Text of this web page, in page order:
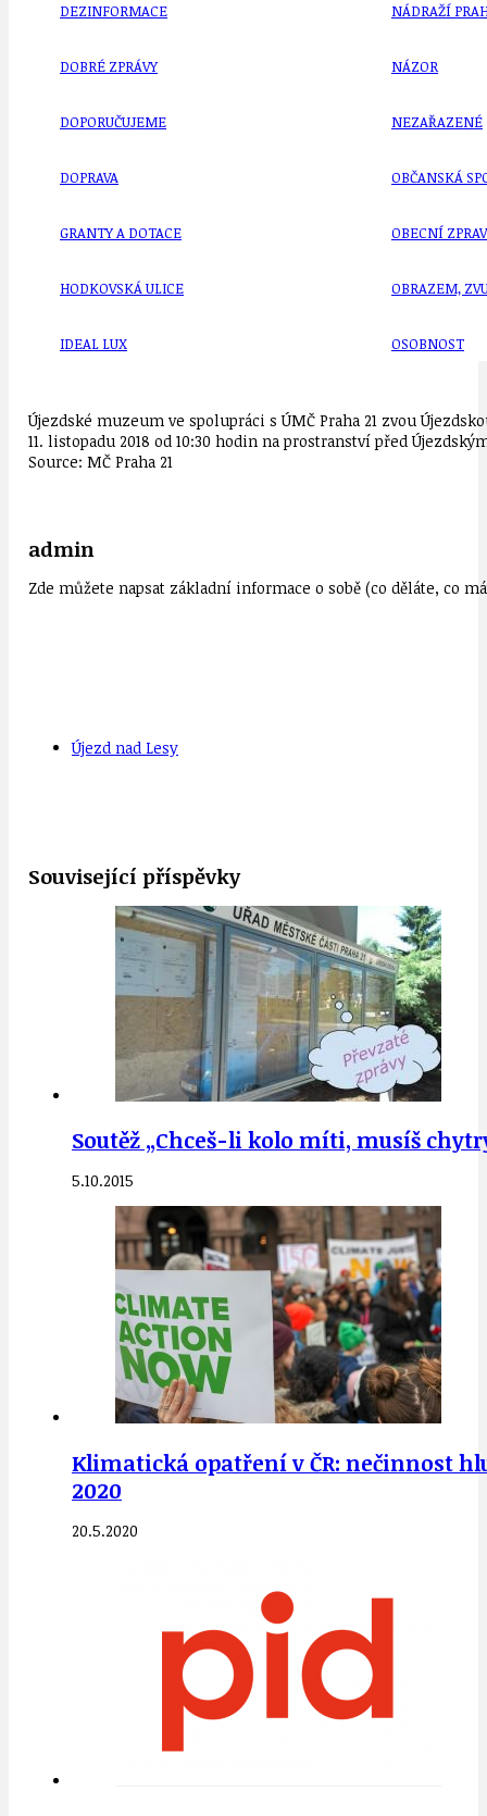
DEZINFORMACE
DOBRÉ ZPRÁVY
DOPORUČUJEME
DOPRAVA
GRANTY A DOTACE
HODKOVSKÁ ULICE
IDEAL LUX
NÁDRAŽÍ
NÁZOR
NEZAŘAZENÉ
OBČANSKÁ
OBECNÍ
OBRAZEM,
OSOBNOST
Újezdské muzeum ve spolupráci s ÚMČ Praha 21 zvou
11. listopadu 2018 od 10:30 hodin na prostranství před
Source: MČ Praha 21
admin
Zde můžete napsat základní informace o sobě (co děláte, co
Újezd nad Lesy
Související příspěvky
Soutěž „Chceš-li kolo míti, musíš
5.10.2015
Klimatická opatření v ČR: nečinnost
2020
20.5.2020